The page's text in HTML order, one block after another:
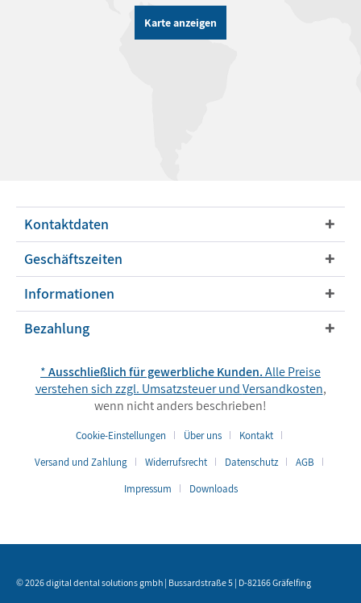
Karte anzeigen
Kontaktdaten
Geschäftszeiten
Informationen
Bezahlung
*Ausschließlich für gewerbliche Kunden.Alle Preise
verstehen sich zzgl. Umsatzsteuer undVersandkosten,
wenn nicht anders beschrieben!
Cookie-Einstellungen Über uns
Kontakt
Versand und Zahlung
Widerrufsrecht Datenschutz
AGB
Impressum
Downloads
© 2026 digital dental solutions gmbh | Bussardstraße 5 | D-82166 Gräfelfing